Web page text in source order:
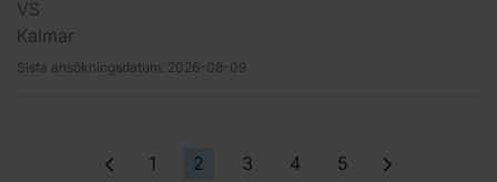
VS
Kalmar
Sista ansökningsdatum: 2026-08-09
1 2 3 4 5